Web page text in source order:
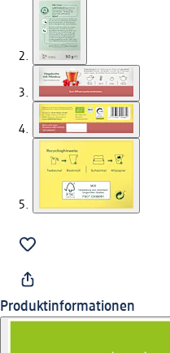
Produktinformationen